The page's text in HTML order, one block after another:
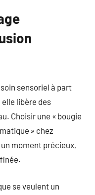
sensoriel à part
libère des
Choisir une « bougie
» chez
moment précieux,
se veulent un